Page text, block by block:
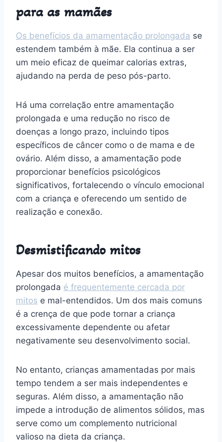
para as mamães
Os benefícios da amamentação prolongada se
estendem também à mãe. Ela continua a ser
um meio eficaz de queimar calorias extras,
ajudando na perda de peso pós-parto.
Há uma correlação entre amamentação
prolongada e uma redução no risco de
doenças a longo prazo, incluindo tipos
específicos de câncer como o de mama e de
ovário. Além disso, a amamentação pode
proporcionar benefícios psicológicos
significativos, fortalecendo o vínculo emocional
com a criança e oferecendo um sentido de
realização e conexão.
Desmistificando mitos
Apesar dos muitos benefícios, a amamentação
prolongada é frequentemente cercada por
mitos e mal-entendidos. Um dos mais comuns
é a crença de que pode tornar a criança
excessivamente dependente ou afetar
negativamente seu desenvolvimento social.
No entanto, crianças amamentadas por mais
tempo tendem a ser mais independentes e
seguras. Além disso, a amamentação não
impede a introdução de alimentos sólidos, mas
serve como um complemento nutricional
valioso na dieta da criança.